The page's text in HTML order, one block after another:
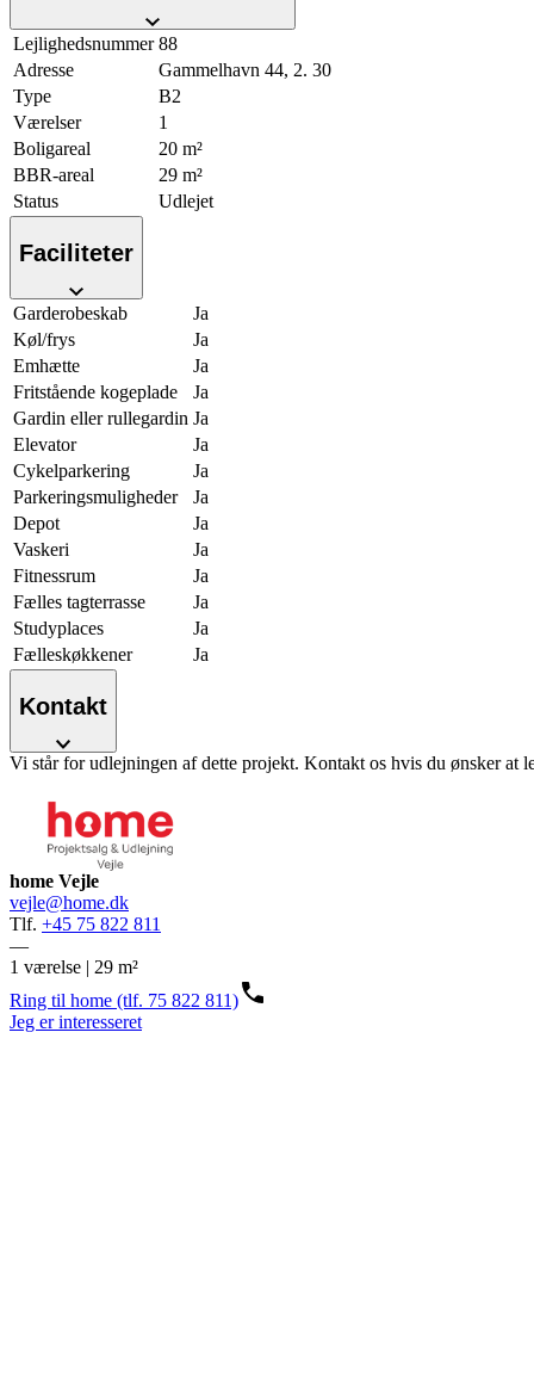
Lejlighedsnummer 88
Adresse
Gammelhavn 44, 2. 30
Type
B2
Værelser
1
Boligareal
20 m²
BBR-areal
29 m²
Status
Udlejet
Faciliteter
Garderobeskab
Ja
Køl/frys
Ja
Emhætte
Ja
Fritstående kogeplade
Ja
Gardin eller rullegardin Ja
Elevator
Ja
Cykelparkering
Ja
Parkeringsmuligheder
Ja
Depot
Ja
Vaskeri
Ja
Fitnessrum
Ja
Fælles tagterrasse
Ja
Studyplaces
Ja
Fælleskøkkener
Ja
Kontakt
Vi står for udlejningen af dette projekt. Kontakt os hvis du ønsker at
home Vejle
vejle@home.dk
Tlf. +45 75 822 811
—
1 værelse | 29 m²
Ring til home (tlf. 75 822 811)
Jeg er interesseret